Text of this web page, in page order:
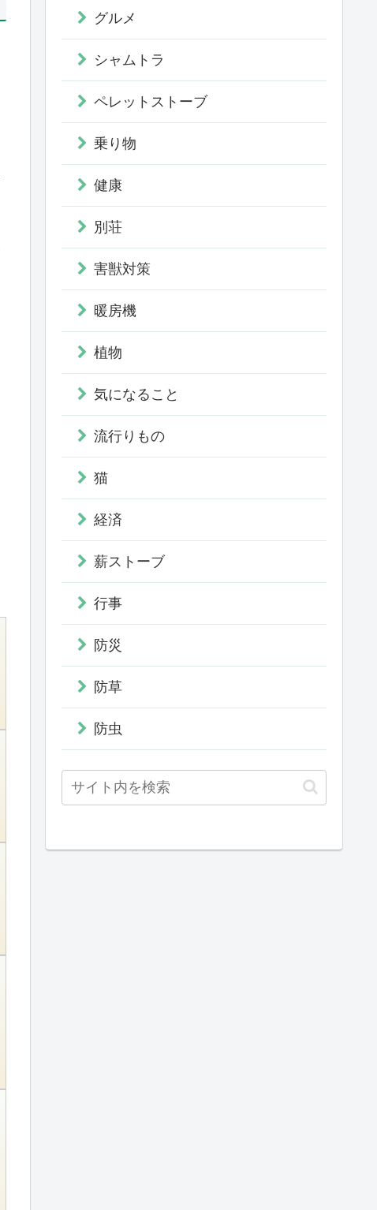
グルメ
シャムトラ
ペレットストーブ
乗り物
健康
別荘
害獣対策
暖房機
植物
気になること
流行りもの
猫
経済
薪ストーブ
行事
防災
防草
防虫